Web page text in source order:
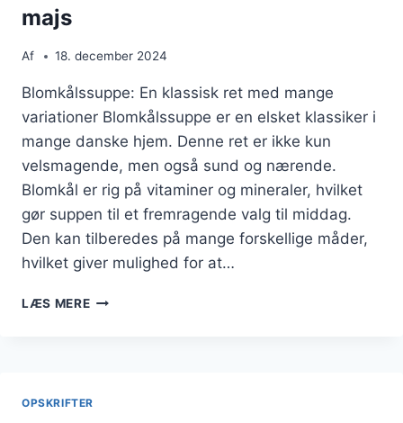
majs
Af 18. december 2024
Blomkålssuppe: En klassisk ret med mange
variationer Blomkålssuppe er en elsket klassiker i
mange danske hjem. Denne ret er ikke kun
velsmagende, men også sund og nærende.
Blomkål er rig på vitaminer og mineraler, hvilket
gør suppen til et fremragende valg til middag.
Den kan tilberedes på mange forskellige måder,
hvilket giver mulighed for at…
LÆS MEREBLOMKÅLSSUPPE
OPSKRIFTER